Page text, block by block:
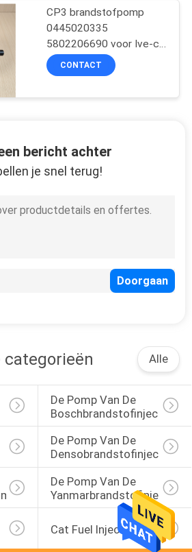
CP3 brandstofpomp
0445020335
5802206690 voor Ive-co
F1C Daily 3.0L
CONTACT
bericht achter
je snel terug!
categorieën Alle
De Pomp Van De
Boschbrandstofinjector
De Pomp Van De
Densobrandstofinjectie
De Pomp Van De
Yanmarbrandstofinjectie
Cat Fuel Injector